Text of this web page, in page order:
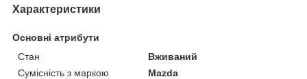
Характеристики
Основні атрибути
Стан
Вживаний
Сумісність з маркою
Mazda